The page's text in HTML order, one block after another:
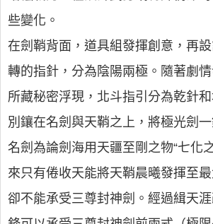
些變化。
在劍鞘背面，道具組發揮創意，再
轉的指針，分為陰陽兩極。隨著劇
所藏秘密浮現，北斗指引分為乾針
別鑲在名劍與天鞘之上，將極光劍
名劍為論劍海用天疆至剛之物“七化
來只有倦收天能將天鞘晨曦發揮至
卻不能承受三尊封神劍。經過緝天